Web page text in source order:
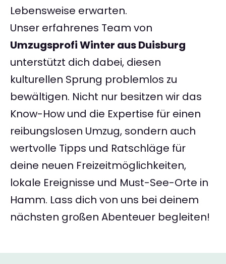
Lebensweise erwarten.
Unser erfahrenes Team von
Umzugsprofi Winter aus Duisburg
unterstützt dich dabei, diesen
kulturellen Sprung problemlos zu
bewältigen. Nicht nur besitzen wir das
Know-How und die Expertise für einen
reibungslosen Umzug, sondern auch
wertvolle Tipps und Ratschläge für
deine neuen Freizeitmöglichkeiten,
lokale Ereignisse und Must-See-Orte in
Hamm. Lass dich von uns bei deinem
nächsten großen Abenteuer begleiten!